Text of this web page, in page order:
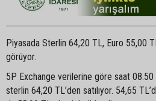
Piyasada Sterlin 64,20 TL, Euro 55,00
görüyor.
5P Exchange verilerine göre saat 08.50
sterlin 64,20 TL’den satılıyor. 54,65